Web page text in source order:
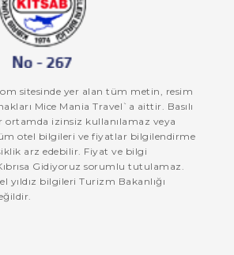
sitesinde yer alan tüm metin, resim
Mice Mania Travel`a aittir. Basılı
ortamda izinsiz kullanılamaz veya
otel bilgileri ve fiyatlar bilgilendirme
arz edebilir. Fiyat ve bilgi
Gidiyoruz sorumlu tutulamaz.
yıldız bilgileri Turizm Bakanlığı